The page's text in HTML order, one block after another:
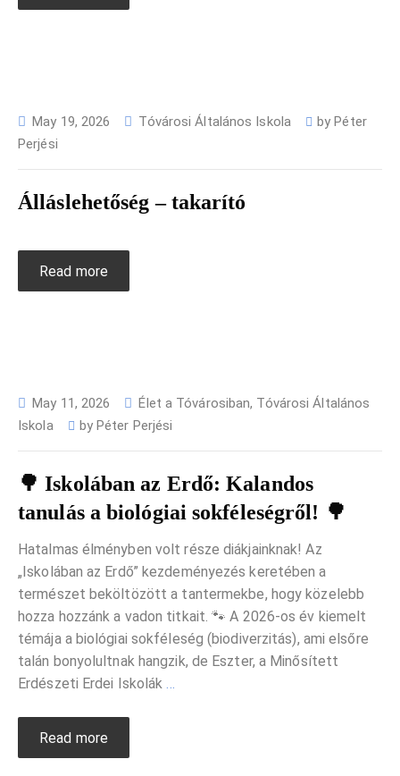
May 19, 2026 Tóvárosi Általános Iskola byPéter
Perjési
Álláslehetőség – takarító
Read more
May 11, 2026 Élet a Tóvárosiban, Tóvárosi Általános
Iskola
byPéter Perjési
🌳 Iskolában az Erdő: Kalandos
tanulás a biológiai sokféleségről! 🌳
Hatalmas élményben volt része diákjainknak! Az
„Iskolában az Erdő” kezdeményezés keretében a
természet beköltözött a tantermekbe, hogy közelebb
hozza hozzánk a vadon titkait. 🐾 A 2026-os év kiemelt
témája a biológiai sokféleség (biodiverzitás), ami elsőre
talán bonyolultnak hangzik, de Eszter, a Minősített
Erdészeti Erdei Iskolák…
Read more